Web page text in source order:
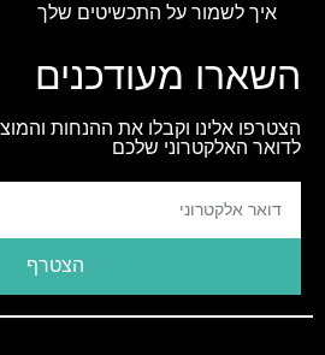
איך לשמור על התכשיטים שלך
השארו מעודכנים
הצטרפו אלינו וקבלו את ההנחות
לדואר האלקטרוני שלכם
הצטרף